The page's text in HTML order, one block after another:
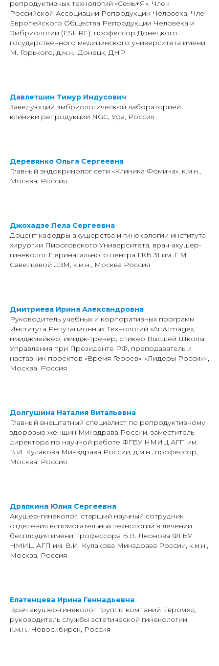
репродуктивных технологий «Семь+Я», Член
Российской Ассоциации Репродукции Человека, Член
Европейского Общества Репродукции Человека и
Эмбриологии (ESHRE), профессор Донецкого
государственного медицинского университета имени
М. Горького, д.м.н., Донецк, ДНР
Давлетшин Тимур Индусович
Заведующий эмбриологической лабораторией
клиники репродукции NGC, Уфа, Россия
Деревянко Ольга Сергеевна
Главный эндокринолог сети «Клиника Фомина», к.м.н.,
Москва, Россия
Джохадзе Лела Сергеевна
Доцент кафедры акушерства и гинекологии института
хирургии Пироговского Университета, врач-акушер-
гинеколог Перинатального центра ГКБ 31 им. Г.М.
Савельевой ДЗМ, к.м.н., Москва Россия
Дмитриева Ирина Александровна
Руководитель учебных и корпоративных программ
Института Репутационных Технологий «Art&Image»,
имиджмейкер, имидж-тренер, cпикер Высшей Школы
Управления при Президенте РФ, преподаватель и
наставник проектов «Время Героев», «Лидеры России»,
Москва, Россия
Долгушина Наталия Витальевна
Главный внештатный специалист по репродуктивному
здоровью женщин Минздрава России, заместитель
директора по научной работе ФГБУ НМИЦ АГП им.
В.И. Кулакова Минздрава России, д.м.н., профессор,
Москва, Россия
Драпкина Юлия Сергеевна
Акушер-гинеколог, старший научный сотрудник
отделения вспомогательных технологий в лечении
бесплодия имени профессора Б.В. Леонова ФГБУ
НМИЦ АГП им. В.И. Кулакова Минздрава России, к.м.н.,
Москва, Россия
Елатенцева Ирина Геннадьевна
Врач акушер-гинеколог группы компаний Евромед,
руководитель службы эстетической гинекологии,
к.м.н., Новосибирск, Россия